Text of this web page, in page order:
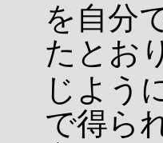
を自分
たとお
じよう
で得ら